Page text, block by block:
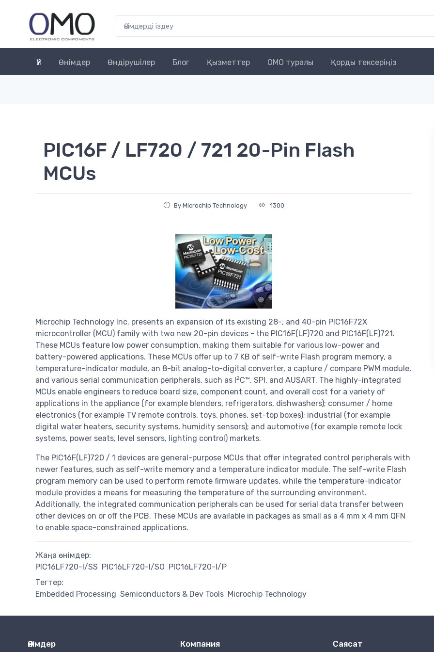
Үй Өнімдер Өндірушілер Блог Қызметтер OMO туралы Қорды тексеріңіз
PIC16F / LF720 / 721 20-Pin Flash
MCUs
By Microchip Technology 1300
Microchip Technology Inc. presents an expansion of its existing 28-, and 40-pin PIC16F72X
microcontroller (MCU) family with two new 20-pin devices - the PIC16F(LF)720 and PIC16F(LF)721.
These MCUs feature low power consumption, making them suitable for various low-power and
battery-powered applications. These MCUs offer up to 7 KB of self-write Flash program memory, a
temperature-indicator module, an 8-bit analog-to-digital converter, a capture / compare PWM module,
and various serial communication peripherals, such as I2C™, SPI, and AUSART. The highly-integrated
MCUs enable engineers to reduce board size, component count, and overall cost for a variety of
applications in the appliance (for example blenders, refrigerators, dishwashers); consumer / home
electronics (for example TV remote controls, toys, phones, set-top boxes); industrial (for example
digital water heaters, security systems, humidity sensors); and automotive (for example remote lock
systems, power seats, level sensors, lighting control) markets.
The PIC16F(LF)720 / 1 devices are general-purpose MCUs that offer integrated control peripherals with
newer features, such as self-write memory and a temperature indicator module. The self-write Flash
program memory can be used to perform remote firmware updates, while the temperature-indicator
module provides a means for measuring the temperature of the surrounding environment.
Additionally, the integrated communication peripherals can be used for serial data transfer between
other devices on or off the PCB. These MCUs are available in packages as small as a 4 mm x 4 mm QFN
to enable space-constrained applications.
Жаңа өнімдер:
PIC16LF720-I/SS PIC16LF720-I/SO PIC16LF720-I/P
Тегтер:
Embedded Processing Semiconductors & Dev Tools Microchip Technology
Өнімдер Компания Саясат